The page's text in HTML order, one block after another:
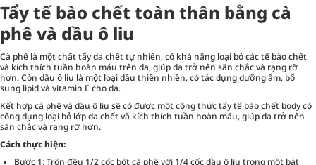
Tẩy tế bào chết toàn thân bằng cà
phê và dầu ô liu
Cà phê là một chất tẩy da chết tự nhiên, có khả năng loại bỏ các tế bào chết
và kích thích tuần hoàn máu trên da, giúp da trở nên săn chắc và rạng rỡ
hơn. Còn dầu ô liu là một loại dầu thiên nhiên, có tác dụng dưỡng ẩm, bổ
sung lipid và vitamin E cho da.
Kết hợp cà phê và dầu ô liu sẽ có được một công thức tẩy tế bào chết body có
công dụng loại bỏ lớp da chết và kích thích tuần hoàn máu, giúp da trở nên
săn chắc và rạng rỡ hơn.
Cách thực hiện:
Bước 1: Trộn đều 1/2 cốc bột cà phê với 1/4 cốc dầu ô liu trong một bát